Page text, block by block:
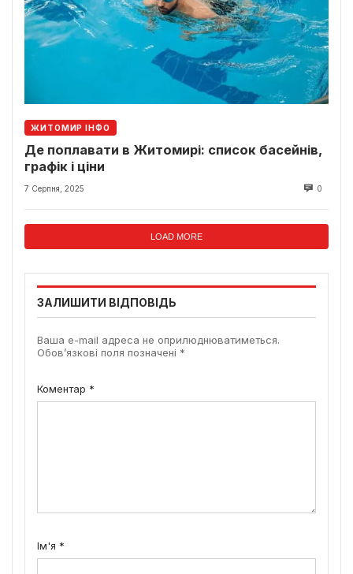
ЖИТОМИР ІНФО
Де поплавати в Житомирі: список басейнів,
графік і ціни
7 Серпня, 2025 0
LOAD MORE
ЗАЛИШИТИ ВІДПОВІДЬ
Ваша e-mail адреса не оприлюднюватиметься.
Обов’язкові поля позначені *
Коментар *
Ім'я *